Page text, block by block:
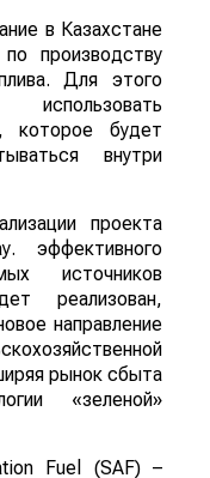
в Казахстане
производству
Для этого
которое будет
внутри
проекта
эффективного
источников
реализован,
направление
рынок сбыта
«зеленой»
Fuel (SAF) –